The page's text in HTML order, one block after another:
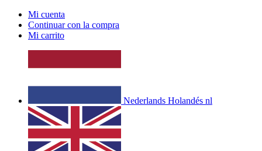
Mi cuenta
Continuar con la compra
Mi carrito
Nederlands Holandés nl